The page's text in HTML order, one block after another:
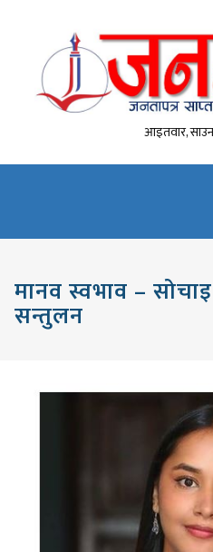
आइतवार,
मानव स्वभाव –
सन्तुलन